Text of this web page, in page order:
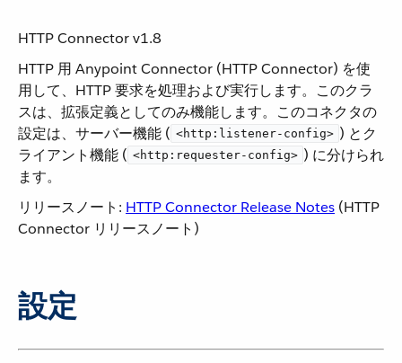
HTTP Connector v1.8
HTTP 用 Anypoint Connector (HTTP Connector) を使
用して、HTTP 要求を処理および実行します。このクラ
スは、拡張定義としてのみ機能します。このコネクタの
設定は、サーバー機能 (​ <http:listener-config> ​) とク
ライアント機能 (​ <http:requester-config> ​) に分けられ
ます。
リリースノート: HTTP Connector Release Notes ​ (HTTP
Connector リリースノート)
設定